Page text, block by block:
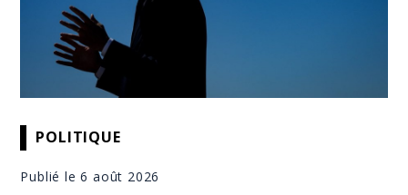
POLITIQUE
Publié le 6 août 2026